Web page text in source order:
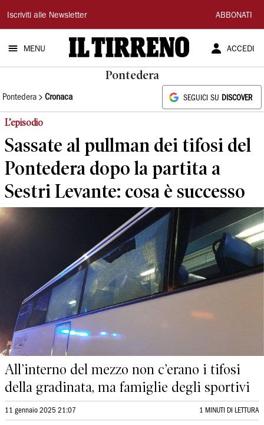
Il
Tirreno
Iscriviti alle Newsletter ABBONATI
MENU ACCEDI
Pontedera
Pontedera Cronaca SEGUICI SU DISCOVER
L’episodio
Sassate al pullman dei tifosi del
Pontedera dopo la partita a
Sestri Levante: cosa è successo
All’interno del mezzo non c’erano i tifosi
della gradinata, ma famiglie degli sportivi
11 gennaio 2025 21:07 1 MINUTI DI LETTURA